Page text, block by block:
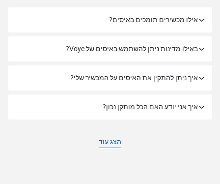
אילו מכשירים תומכים באיסים?
באילו מדינות ניתן להשתמש באיסים של Voye?
איך ניתן להתקין את האיסים על המכשיר שלי?
איך אני יודע האם הכל מותקן נכון?
הצג עוד